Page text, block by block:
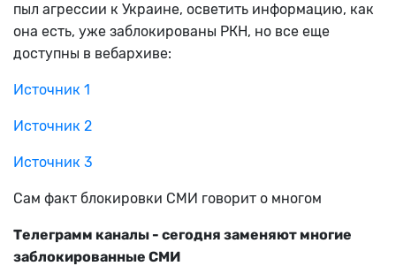
пыл агрессии к Украине, осветить информацию, как
она есть, уже заблокированы РКН, но все еще
доступны в вебархиве:
Источник 1
Источник 2
Источник 3
Сам факт блокировки СМИ говорит о многом
Телеграмм каналы - сегодня заменяют многие
заблокированные СМИ